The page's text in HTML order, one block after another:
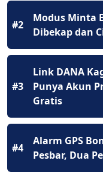
#2
Modus Minta
Dibekap dan
#3
Link DANA
Punya Akun
Gratis
#4
Alarm GPS
Pesbar, Dua